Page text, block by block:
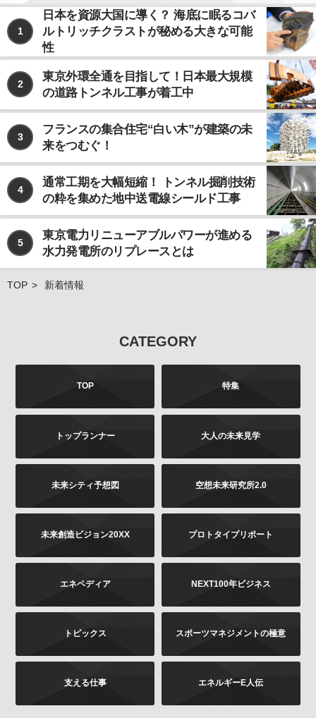
ません。
利用目的の遂行のため、個人情報の取り扱いを第
法令に基づく場合
なお、個人情報の取り扱いを第三者に委託する場合で
あっても、お客様の個人情報の安全管理が図れるよ
う、当社は当該委託先に対して、必要かつ適切な監督
を行います。
ご注意
当社が運営するインターネット上のwebサイトには、
外部へのリンクが含まれている場合があります。この
ような外部のwebサイトにおいてのお客様の個人情報
のでご注意ください。 また、当社が発行する雑誌等の
商品において、広告などにより当社以外の第三者が独
自に個人情報を収集する場合がございます。このよう
な場合のお客様の個人情報の取り扱いにつきまして
お問合せについて
定めるところにより、お客様より、その利用目的、開
示、訂正、追加、削除、利用停止、消去、第三者への
は書面に下記の内容をご記載いただき、お客様が本人
トなどのコピー）を同封のうえ、郵送にて下記までお
願いします。お申し出内容の確認後、法令に基づき、
その他当社の個人情報の取扱いに関するお問い合せ、
ます。
お問い合せの内容（確認、訂正、削除など。訂正
の場合は訂正内容もご記載ください）
ご提供いただいた時期、方法など
お客様のご連絡先（ご住所、ご名前）
ご送付先：
株式会社KADOKAWA
1
日本を資源大国に導く？ 海底に眠るコバ
ルトリッチクラストが秘める大きな可能
性
2
東京外環全通を目指して！日本最大規模
の道路トンネル工事が着工中
3
フランスの集合住宅“白い木”が建築の未
来をつむぐ！
4
通常工期を大幅短縮！ トンネル掘削技術
の粋を集めた地中送電線シールド工事
5
東京電力リニューアブルパワーが進める
水力発電所のリプレースとは
TOP 新着情報
CATEGORY
TOP 特集
トップランナー 大人の未来見学
未来シティ予想図 空想未来研究所2.0
未来創造ビジョン20XX プロトタイプリポート
エネペディア NEXT100年ビジネス
トピックス スポーツマネジメントの極意
支える仕事 エネルギーE人伝